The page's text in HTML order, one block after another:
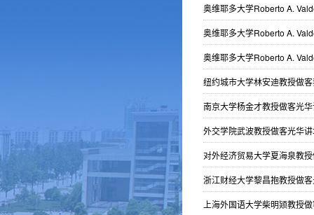
奥维耶多大学Roberto A.
奥维耶多大学Roberto A.
奥维耶多大学Roberto A.
纽约城市大学林安迪教授做
南京大学杨金才教授做客光
外交学院武波教授做客光华
对外经济贸易大学夏海泉教
浙江财经大学黎昌抱教授做
上海外国语大学柴明颎教授